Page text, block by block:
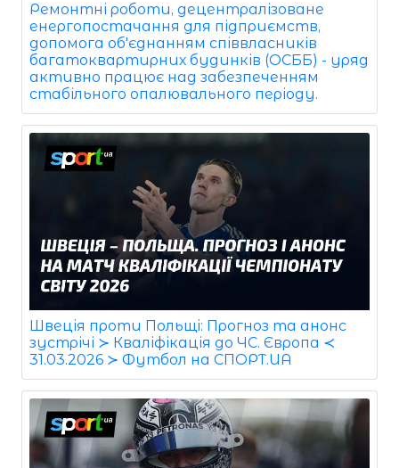
Ремонтні роботи, децентралізоване
енергопостачання для підприємств,
допомога об'єднанням співвласників
багатоквартирних будинків (ОСББ) - уряд
активно працює над забезпеченням
стабільного опалювального періоду.
Швеція проти Польщі: Прогноз та анонс
зустрічі ≻ Кваліфікація до ЧС. Європа ≺
31.03.2026 ≻ Футбол на СПОРТ.UA